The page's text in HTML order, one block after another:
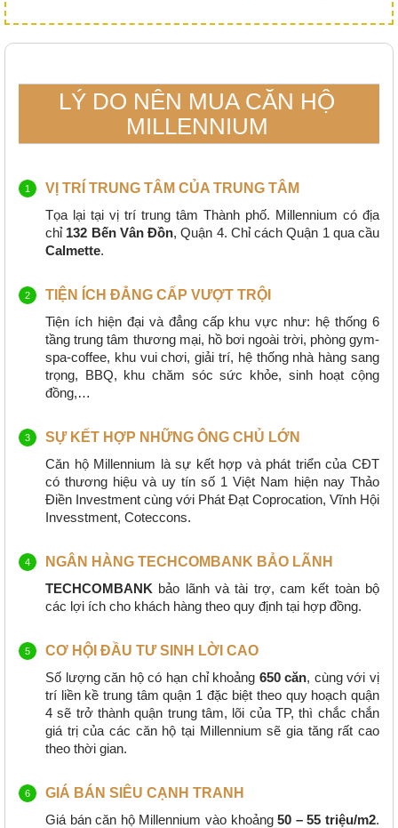
LÝ DO NÊN MUA CĂN HỘ
MILLENNIUM
VỊ TRÍ TRUNG TÂM CỦA TRUNG TÂM
Tọa lại tại vị trí trung tâm Thành phố. Millennium có địa
chỉ 132 Bến Vân Đồn, Quận 4. Chỉ cách Quận 1 qua cầu
Calmette.
TIỆN ÍCH ĐẲNG CẤP VƯỢT TRỘI
Tiện ích hiện đại và đẳng cấp khu vực như: hệ thống 6
tầng trung tâm thương mại, hồ bơi ngoài trời, phòng gym-
spa-coffee, khu vui chơi, giải trí, hệ thống nhà hàng sang
trọng, BBQ, khu chăm sóc sức khỏe, sinh hoạt cộng
đồng,…
SỰ KẾT HỢP NHỮNG ÔNG CHỦ LỚN
Căn hộ Millennium là sự kết hợp và phát triển của CĐT
có thương hiệu và uy tín số 1 Việt Nam hiện nay Thảo
Điền Investment cùng với Phát Đạt Coprocation, Vĩnh Hội
Invesstment, Coteccons.
NGÂN HÀNG TECHCOMBANK BẢO LÃNH
TECHCOMBANK bảo lãnh và tài trợ, cam kết toàn bộ
các lợi ích cho khách hàng theo quy định tại hợp đồng.
CƠ HỘI ĐẦU TƯ SINH LỜI CAO
Số lượng căn hộ có hạn chỉ khoảng 650 căn, cùng với vị
trí liền kề trung tâm quận 1 đặc biệt theo quy hoạch quận
4 sẽ trở thành quận trung tâm, lõi của TP, thì chắc chắn
giá trị của các căn hộ tại Millennium sẽ gia tăng rất cao
theo thời gian.
GIÁ BÁN SIÊU CẠNH TRANH
Giá bán căn hộ Millennium vào khoảng50 – 55 triệu/m2.